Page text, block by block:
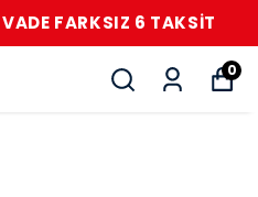
6 TAKSİT
0